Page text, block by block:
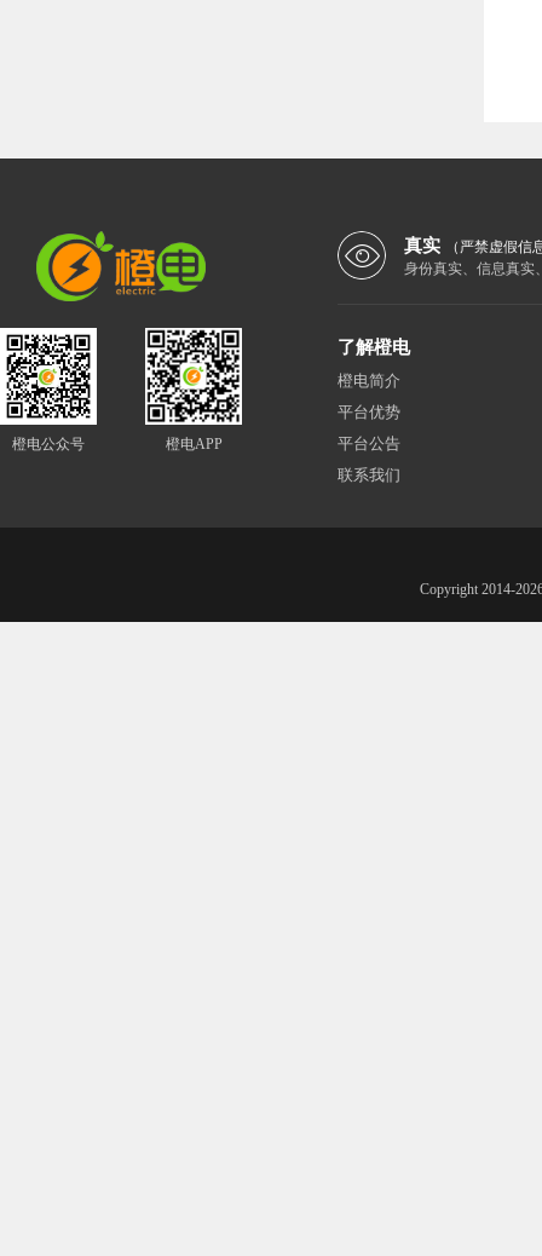
橙电公众号 橙电APP
真实
（严禁虚假信
身份真实、信息真实
了解橙电
橙电简介
平台优势
平台公告
联系我们
Copyright 2014-